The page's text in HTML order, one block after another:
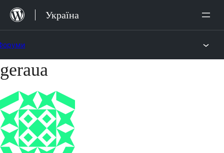
Перейти
Україна
Перейти
до
вмісту
geraua